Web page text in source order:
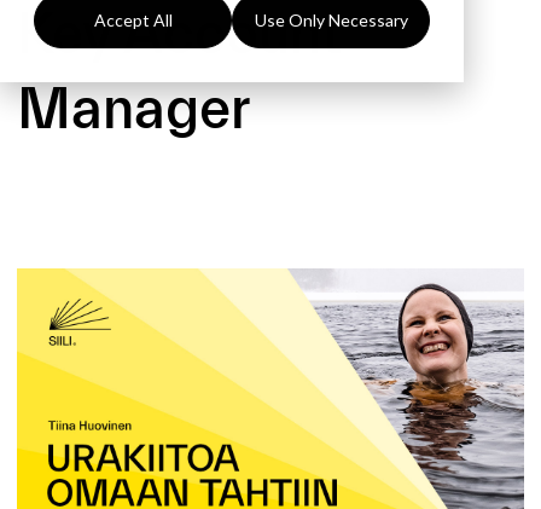
Accept All Use Only Necessary
Key Account
Manager